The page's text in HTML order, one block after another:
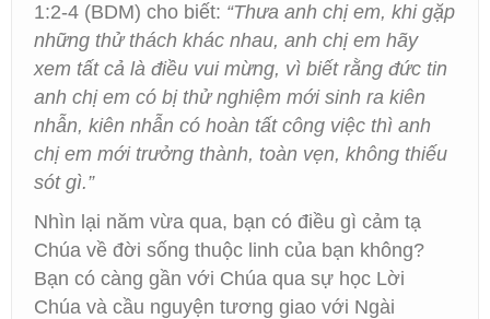
1:2-4 (BDM) cho biết: “Thưa anh chị em, khi gặp
những thử thách khác nhau, anh chị em hãy
xem tất cả là điều vui mừng, vì biết rằng đức tin
anh chị em có bị thử nghiệm mới sinh ra kiên
nhẫn, kiên nhẫn có hoàn tất công việc thì anh
chị em mới trưởng thành, toàn vẹn, không thiếu
sót gì.”
Nhìn lại năm vừa qua, bạn có điều gì cảm tạ
Chúa về đời sống thuộc linh của bạn không?
Bạn có càng gần với Chúa qua sự học Lời
Chúa và cầu nguyện tương giao với Ngài